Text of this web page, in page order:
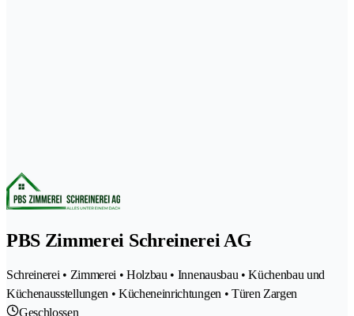
PBS Zimmerei Schreinerei AG
Schreinerei • Zimmerei • Holzbau • Innenausbau • Küchenbau und
Küchenausstellungen • Kücheneinrichtungen • Türen Zargen
Geschlossen